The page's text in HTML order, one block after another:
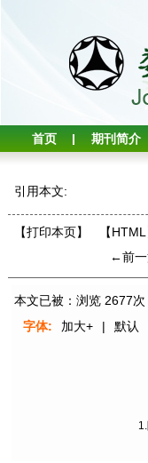
首页 期刊简介
引用本文:
【打印本页】 【HTML
←前
本文已被：浏览 2677
字体:
加大+ | 默认